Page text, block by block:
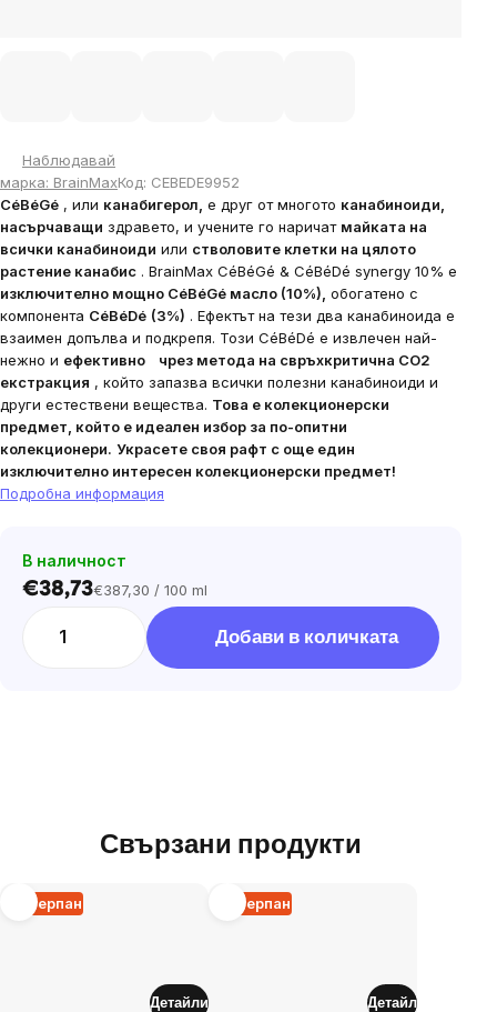
Наблюдавай
марка: BrainMaxКод: CEBEDE9952
CéBéGé , или канабигерол, е друг от многото канабиноиди,
насърчаващи здравето, и учените го наричат ​​майката на
всички канабиноиди или стволовите клетки на цялото
растение канабис . BrainMax CéBéGé & CéBéDé synergy 10% е
изключително мощно CéBéGé масло (10%), обогатено с
компонента CéBéDé (3%) . Ефектът на тези два канабиноида е
взаимен допълва и подкрепя. Този CéBéDé е извлечен най-
нежно и ефективно
чрез метода на свръхкритична CO2
екстракция , който запазва всички полезни канабиноиди и
други естествени вещества. Това е колекционерски
предмет, който е идеален избор за по-опитни
колекционери. Украсете своя рафт с още един
изключително интересен колекционерски предмет!
Подробна информация
В наличност
€38,73Цена
€387,30 / 100 ml
Добави в количката
Свързани продукти
Изчерпан
Детайли
Изчерпан
Детайл